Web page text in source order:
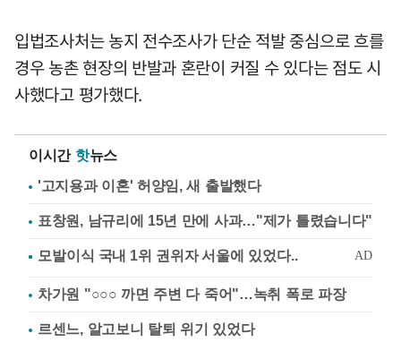
입법조사처는 농지 전수조사가 단순 적발 중심으로 흐를
경우 농촌 현장의 반발과 혼란이 커질 수 있다는 점도 시
사했다고 평가했다.
이시간 핫뉴스
'고지용과 이혼' 허양임, 새 출발했다
표창원, 남규리에 15년 만에 사과…"제가 틀렸습니다"
차가원 "○○○ 까면 주변 다 죽어"…녹취 폭로 파장
르센느, 알고보니 탈퇴 위기 있었다